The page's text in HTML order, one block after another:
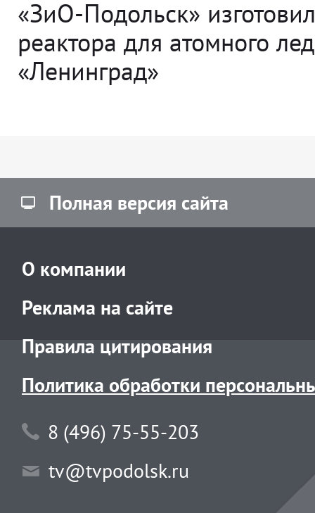
«ЗиО-Подольск»
реактора для атомного
«Ленинград»
Полная версия сайта
О компании
Реклама на сайте
Правила цитирования
Политика обработки
8 (496) 75-55-203
tv@tvpodolsk.ru